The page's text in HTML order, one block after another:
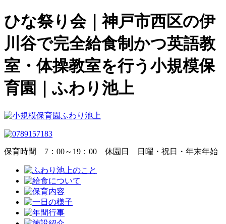
ひな祭り会｜神戸市西区の伊
川谷で完全給食制かつ英語教
室・体操教室を行う小規模保
育園｜ふわり池上
保育時間 7：00～19：00 休園日 日曜・祝日・年末年始